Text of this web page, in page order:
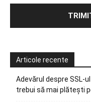
Articole recente
Adevărul despre SSL-
trebui să mai plătești